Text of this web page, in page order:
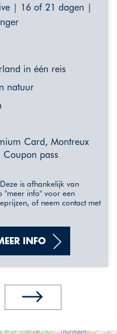
| 16 of 21 dagen |
in één reis
natuur
Card, Montreux
Coupon pass
is afhankelijk van
"meer info" voor een
of neem contact met
INFO